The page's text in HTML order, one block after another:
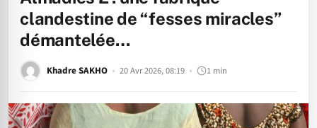
clandestine de “fesses miracles”
démantelée…
Khadre SAKHO 20 Avr 2026, 08:19 1 min